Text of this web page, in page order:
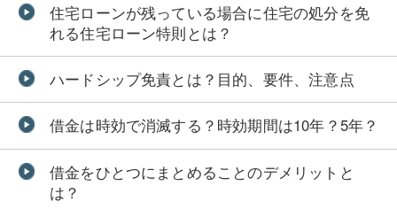
住宅ローンが残っている場合に住宅の処分を免
れる住宅ローン特則とは？
ハードシップ免責とは？目的、要件、注意点
借金は時効で消滅する？時効期間は10年？5年？
借金をひとつにまとめることのデメリットと
は？